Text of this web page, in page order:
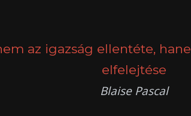
az igazság ellentéte,
elfelejtése
Blaise Pascal